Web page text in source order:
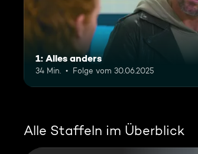
1: Alles anders
34 Min. Folge vom 30.06.2025
Alle Staffeln im Überblick